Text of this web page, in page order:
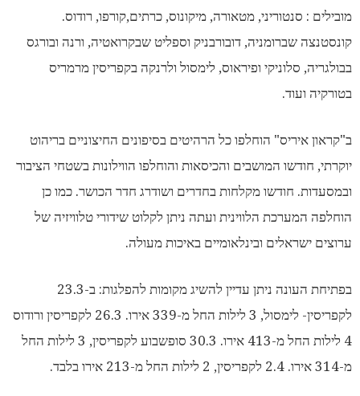
מובילים : סנטוריני, מטאורה, מיקונוס, כרתים,קורפו, רודוס.
קונסטנצה שברומניה, דובורבניק וספליט שבקרואטיה, ורנה ובורגס
בבולגריה, סלוניקי ופיראוס, לימסול ולרנקה בקפריסין מרמריס
בטורקיה ועוד.
ב"קראון איריס" הוחלפו כל הרהיטים בסיפונים החיצוניים בריהוט
יוקרתי, חודשו המושבים והכיסאות והוחלפו הווילונות בשטחי הציבור
ובמסעדות. חודשו מקלחות בחדרים ושודרג חדר הכושר. כמו כן
הוחלפה המערכת הלווינית ועתה ניתן לקלוט שידורי טלוויזיה של
ערוצים ישראלים ובינלאומיים באיכות מעולה.
בפתיחת העונה ניתן עדיין להשיג מקומות להפלגות: ב-23.3
לקפריסין- לימסול, 3 לילות החל מ-339 אירו. 26.3 לקפריסין ורודוס
4 לילות החל מ-413 אירו. 30.3 סופשבוע לקפריסין, 3 לילות החל
מ-314 אירו. 2.4 לקפריסין, 2 לילות החל מ-213 אירו בלבד.